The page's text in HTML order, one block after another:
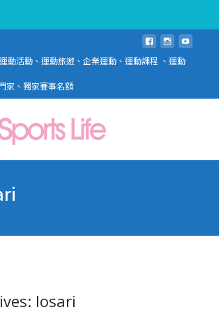
動活動、運動旅遊、企業運動、運動課程 、運動
家、獨家賽事名額
losari